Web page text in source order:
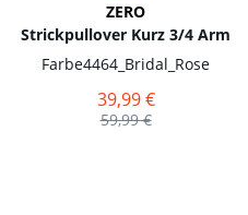
ZERO
Strickpullover Kurz 3/4 Arm
Farbe4464_Bridal_Rose
39,99 €
59,99 €